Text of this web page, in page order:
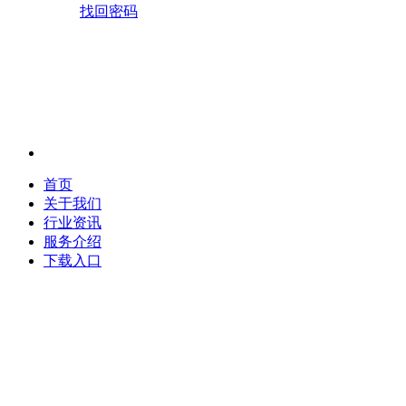
找回密码
首页
关于我们
行业资讯
服务介绍
下载入口